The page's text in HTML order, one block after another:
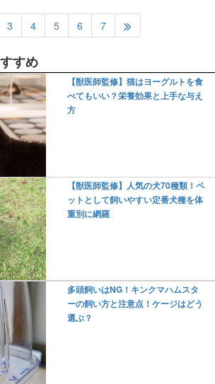
3 4 5 6 7
すめ
【獣医師監修】猫はヨーグルトを食
べてもいい？栄養効果と上手な与え
方
【獣医師監修】人気の犬70種類！ペ
ットとして飼いやすい定番犬種を体
重別に網羅
多頭飼いはNG！キンクマハムスタ
ーの飼い方と注意点！ケージはどう
選ぶ？